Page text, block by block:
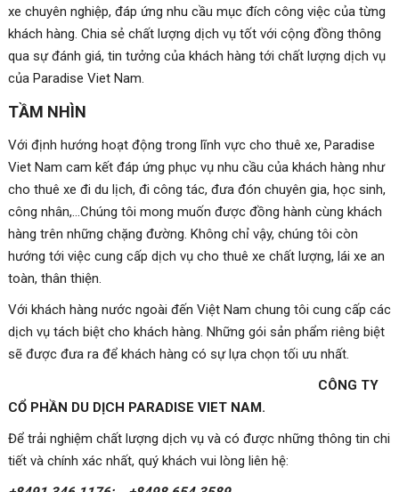
xe chuyên nghiệp, đáp ứng nhu cầu mục đích công việc của từng
khách hàng. Chia sẻ chất lượng dịch vụ tốt với cộng đồng thông
qua sự đánh giá, tin tưởng của khách hàng tới chất lượng dịch vụ
của Paradise Viet Nam.
TẦM NHÌN
Với định hướng hoạt động trong lĩnh vực cho thuê xe, Paradise
Viet Nam cam kết đáp ứng phục vụ nhu cầu của khách hàng như
cho thuê xe đi du lịch, đi công tác, đưa đón chuyên gia, học sinh,
công nhân,…Chúng tôi mong muốn được đồng hành cùng khách
hàng trên những chặng đường. Không chỉ vậy, chúng tôi còn
hướng tới việc cung cấp dịch vụ cho thuê xe chất lượng, lái xe an
toàn, thân thiện.
Với khách hàng nước ngoài đến Việt Nam chung tôi cung cấp các
dịch vụ tách biệt cho khách hàng. Những gói sản phẩm riêng biệt
sẽ được đưa ra để khách hàng có sự lựa chọn tối ưu nhất.
CÔNG TY
CỔ PHẦN DU DỊCH PARADISE VIET NAM.
Để trải nghiệm chất lượng dịch vụ và có được những thông tin chi
tiết và chính xác nhất, quý khách vui lòng liên hệ: